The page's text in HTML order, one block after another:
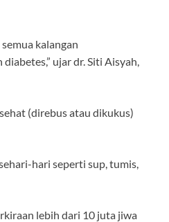
kalangan
ujar dr. Siti Aisyah,
(direbus atau dikukus)
hari seperti sup, tumis,
lebih dari 10 juta jiwa